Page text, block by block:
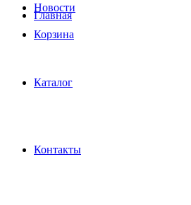
Новости
Корзина
Главная
Каталог
Контакты